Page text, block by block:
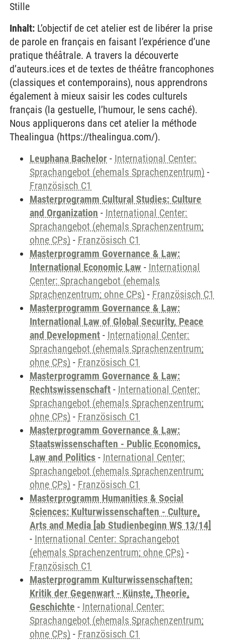
Stille
Inhalt: L’objectif de cet atelier est de libérer la prise
de parole en français en faisant l’expérience d’une
pratique théâtrale. A travers la découverte
d’auteurs.ices et de textes de théâtre francophones
(classiques et contemporains), nous apprendrons
également à mieux saisir les codes culturels
français (la gestuelle, l’humour, le sens caché).
Nous appliquerons dans cet atelier la méthode
Thealingua (https://thealingua.com/).
Leuphana Bachelor - International Center:
Sprachangebot (ehemals Sprachenzentrum) -
Französisch C1
Masterprogramm Cultural Studies: Culture
and Organization - International Center:
Sprachangebot (ehemals Sprachenzentrum;
ohne CPs) - Französisch C1
Masterprogramm Governance & Law:
International Economic Law - International
Center: Sprachangebot (ehemals
Sprachenzentrum; ohne CPs) - Französisch C1
Masterprogramm Governance & Law:
International Law of Global Security, Peace
and Development - International Center:
Sprachangebot (ehemals Sprachenzentrum;
ohne CPs) - Französisch C1
Masterprogramm Governance & Law:
Rechtswissenschaft - International Center:
Sprachangebot (ehemals Sprachenzentrum;
ohne CPs) - Französisch C1
Masterprogramm Governance & Law:
Staatswissenschaften - Public Economics,
Law and Politics - International Center:
Sprachangebot (ehemals Sprachenzentrum;
ohne CPs) - Französisch C1
Masterprogramm Humanities & Social
Sciences: Kulturwissenschaften - Culture,
Arts and Media [ab Studienbeginn WS 13/14]
- International Center: Sprachangebot
(ehemals Sprachenzentrum; ohne CPs) -
Französisch C1
Masterprogramm Kulturwissenschaften:
Kritik der Gegenwart - Künste, Theorie,
Geschichte - International Center:
Sprachangebot (ehemals Sprachenzentrum;
ohne CPs) - Französisch C1